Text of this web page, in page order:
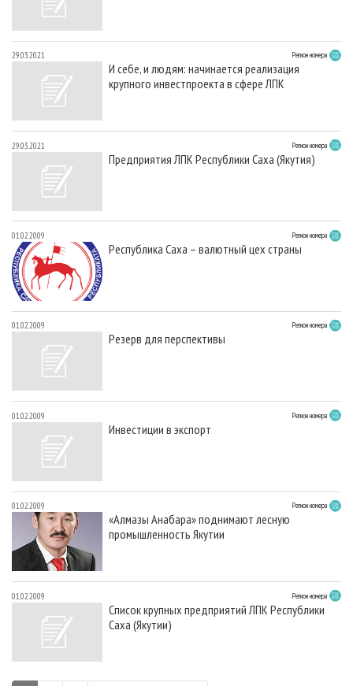
29.03.2021 Регион номера
И себе, и людям: начинается реализация
крупного инвестпроекта в сфере ЛПК
29.03.2021 Регион номера
Предприятия ЛПК Республики Саха (Якутия)
01.02.2009 Регион номера
Республика Саха – валютный цех страны
01.02.2009 Регион номера
Резерв для перспективы
01.02.2009 Регион номера
Инвестиции в экспорт
01.02.2009 Регион номера
«Алмазы Анабара» поднимают лесную
промышленность Якутии
01.02.2009 Регион номера
Список крупных предприятий ЛПК Республики
Саха (Якутии)